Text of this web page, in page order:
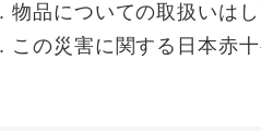
物品についての取扱いはし
この災害に関する日本赤